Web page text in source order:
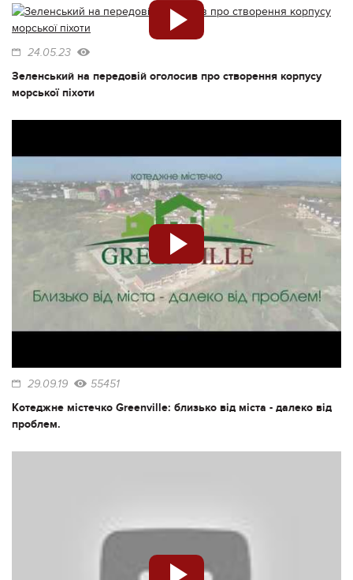
24.05.23
Зеленський на передовій оголосив про створення корпусу
морської піхоти
29.09.19 55451
Котеджне містечко Greenville: близько від міста - далеко від
проблем.